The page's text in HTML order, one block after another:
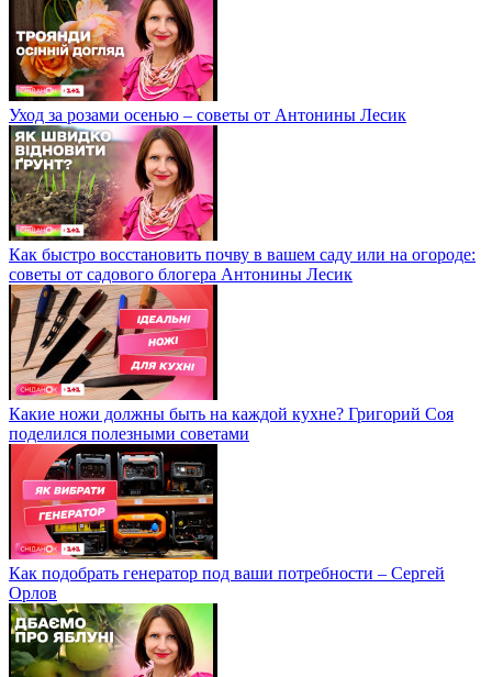
Уход за розами осенью – советы от Антонины Лесик
Как быстро восстановить почву в вашем саду или на огороде:
советы от садового блогера Антонины Лесик
Какие ножи должны быть на каждой кухне? Григорий Соя
поделился полезными советами
Как подобрать генератор под ваши потребности – Сергей
Орлов